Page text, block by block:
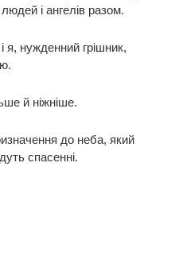
і ангелів разом.
нужденний грішник,
й ніжніше.
до неба, який
спасенні.